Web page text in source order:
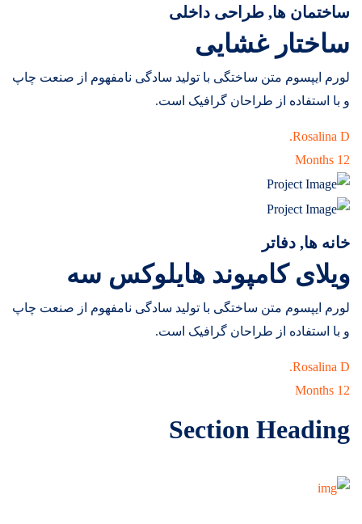
ساختمان ها, طراحی داخلی
ساختار غشایی
لورم ایپسوم متن ساختگی با تولید سادگی نامفهوم از صنعت چاپ
و با استفاده از طراحان گرافیک است.
Rosalina D.
12 Months
خانه ها, دفاتر
ویلای کامپوند هایلوکس سه
لورم ایپسوم متن ساختگی با تولید سادگی نامفهوم از صنعت چاپ
و با استفاده از طراحان گرافیک است.
Rosalina D.
12 Months
Section Heading